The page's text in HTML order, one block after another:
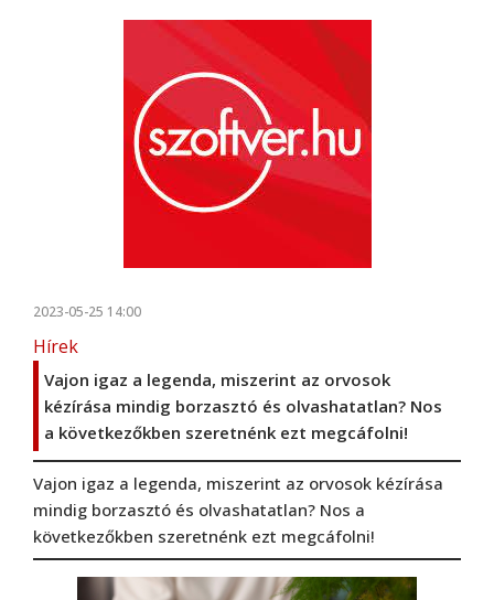
2023-05-25 14:00
Hírek
Vajon igaz a legenda, miszerint az orvosok
kézírása mindig borzasztó és olvashatatlan? Nos
a következőkben szeretnénk ezt megcáfolni!
Vajon igaz a legenda, miszerint az orvosok kézírása
mindig borzasztó és olvashatatlan? Nos a
következőkben szeretnénk ezt megcáfolni!